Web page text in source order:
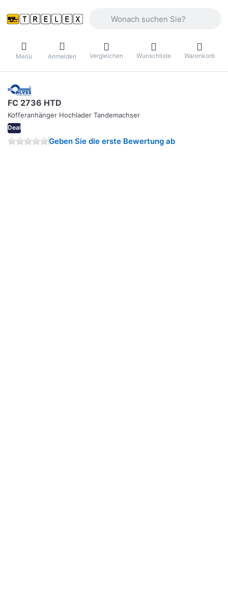
Menü Anmelden Vergleichen Wunschliste Warenkorb
FC 2736 HTD
Kofferanhänger Hochlader Tandemachser
Deal
Geben Sie die erste Bewertung ab